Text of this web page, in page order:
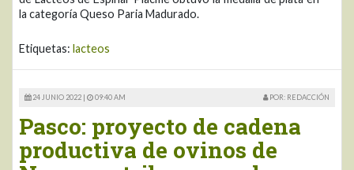
la categoría Queso Paria Madurado.
Etiquetas: lacteos
24 JUNIO 2022 | 09:40 AM POR: REDACCIÓN
Pasco: proyecto de cadena
productiva de ovinos de